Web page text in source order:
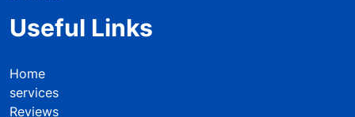
Useful Links
Home
services
Reviews